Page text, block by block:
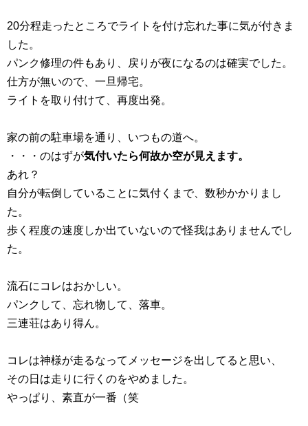
20分程走ったところでライトを付け忘れた事に気が付きま
した。
パンク修理の件もあり、戻りが夜になるのは確実でした。
仕方が無いので、一旦帰宅。
ライトを取り付けて、再度出発。
家の前の駐車場を通り、いつもの道へ。
・・・のはずが気付いたら何故か空が見えます。
あれ？
自分が転倒していることに気付くまで、数秒かかりまし
た。
歩く程度の速度しか出ていないので怪我はありませんでし
た。
流石にコレはおかしい。
パンクして、忘れ物して、落車。
三連荘はあり得ん。
コレは神様が走るなってメッセージを出してると思い、
その日は走りに行くのをやめました。
やっぱり、素直が一番（笑